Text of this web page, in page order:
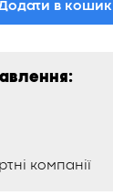
в кошик
компанії